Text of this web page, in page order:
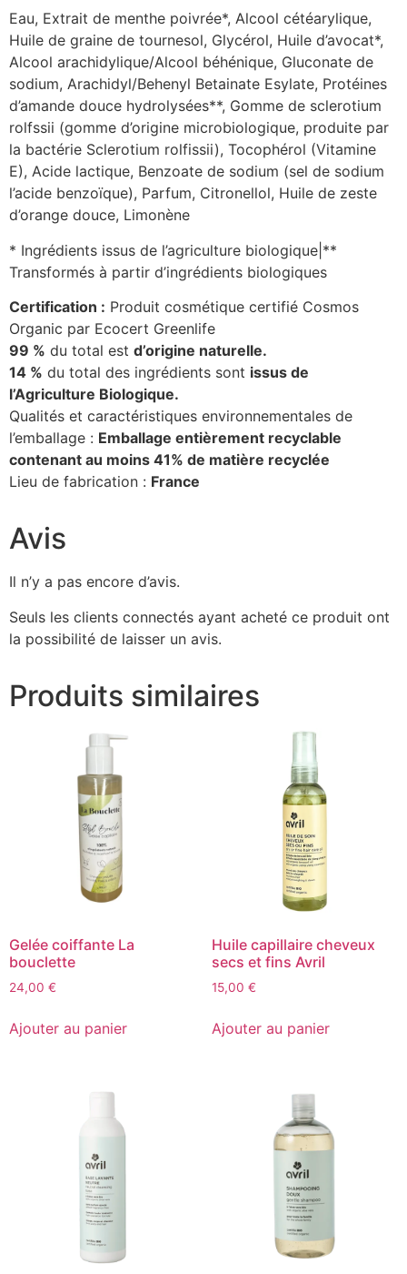
Eau, Extrait de menthe poivrée*, Alcool cétéarylique,
Huile de graine de tournesol, Glycérol, Huile d’avocat*,
Alcool arachidylique/Alcool béhénique, Gluconate de
sodium, Arachidyl/Behenyl Betainate Esylate, Protéines
d’amande douce hydrolysées**, Gomme de sclerotium
rolfssii (gomme d’origine microbiologique, produite par
la bactérie Sclerotium rolfissii), Tocophérol (Vitamine
E), Acide lactique, Benzoate de sodium (sel de sodium
l’acide benzoïque), Parfum, Citronellol, Huile de zeste
d’orange douce, Limonène
* Ingrédients issus de l’agriculture biologique|**
Transformés à partir d’ingrédients biologiques
Certification : Produit cosmétique certifié Cosmos
Organic par Ecocert Greenlife
99 % du total est d’origine naturelle.
14 % du total des ingrédients sont issus de
l’Agriculture Biologique.
Qualités et caractéristiques environnementales de
l’emballage : Emballage entièrement recyclable
contenant au moins 41% de matière recyclée
Lieu de fabrication : France
Avis
Il n’y a pas encore d’avis.
Seuls les clients connectés ayant acheté ce produit ont
la possibilité de laisser un avis.
Produits similaires
Gelée coiffante La
bouclette
24,00 €
Ajouter au panier
Huile capillaire cheveux
secs et fins Avril
15,00 €
Ajouter au panier